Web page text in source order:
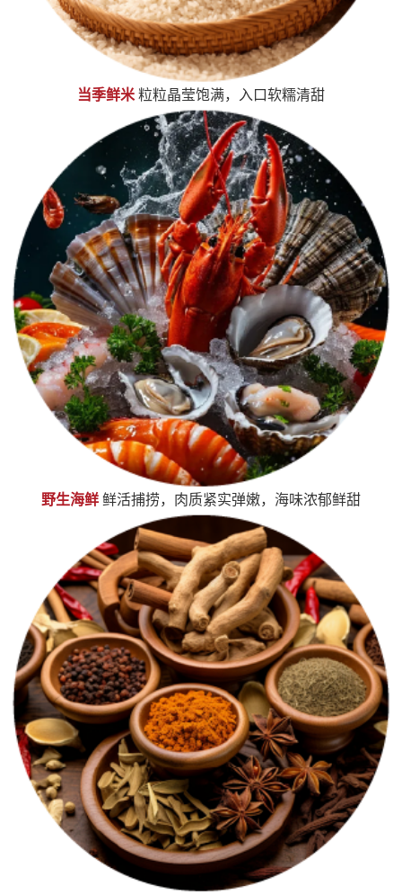
当季鲜米 粒粒晶莹饱满，入口软糯清甜
野生海鲜 鲜活捕捞，肉质紧实弹嫩，海味浓郁鲜甜